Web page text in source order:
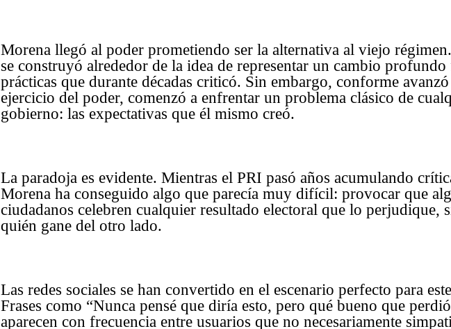
Morena llegó al poder prometiendo ser la alternativa al viejo
se construyó alrededor de la idea de representar un cambio profundo
prácticas que durante décadas criticó. Sin embargo, conforme
ejercicio del poder, comenzó a enfrentar un problema clásico de
gobierno: las expectativas que él mismo creó.
La paradoja es evidente. Mientras el PRI pasó años acumulando
Morena ha conseguido algo que parecía muy difícil: provocar que
ciudadanos celebren cualquier resultado electoral que lo perjudique,
quién gane del otro lado.
Las redes sociales se han convertido en el escenario perfecto para
Frases como “Nunca pensé que diría esto, pero qué bueno que
aparecen con frecuencia entre usuarios que no necesariamente